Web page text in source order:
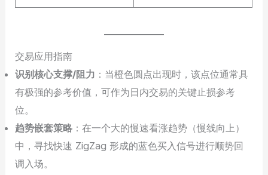
交易应用指南
识别核心支撑/阻力 ：当橙色圆点出现时，该点位通常具
有极强的参考价值，可作为日内交易的关键止损参考
位。
趋势嵌套策略 ：在一个大的慢速看涨趋势（慢线向上）
中，寻找快速 ZigZag 形成的蓝色买入信号进行顺势回
调入场。